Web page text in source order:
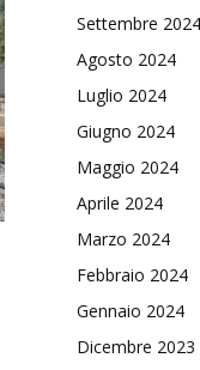
Settembre 2024
Agosto 2024
Luglio 2024
Giugno 2024
Maggio 2024
Aprile 2024
Marzo 2024
Febbraio 2024
Gennaio 2024
Dicembre 2023